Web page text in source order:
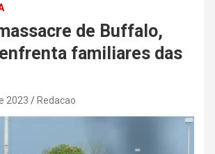
de Buffalo,
familiares das
2023 Redacao